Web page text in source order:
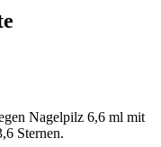
Nagelpilz 6,6 ml mit
Sternen.